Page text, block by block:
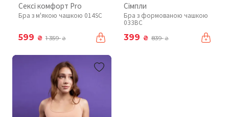
Сексі комфорт Pro
Бра з м'якою чашкою 014SC
599 ₴ 1 359₴
Сімпли
Бра з формованою чашкою
033BC
399 ₴ 839₴